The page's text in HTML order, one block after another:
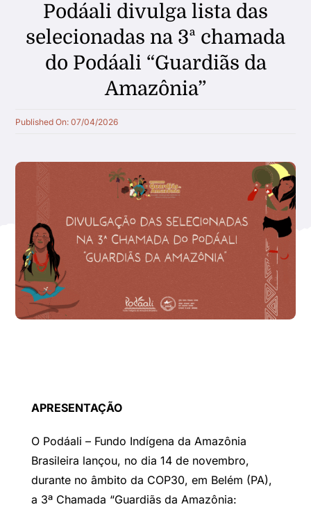
Sobre
Quem apoiamos
Parceiros
Transparência
Notícias
Galeria
Podáali divulga lista das
selecionadas na 3ª chamada
do Podáali “Guardiãs da
Amazônia”
Published On: 07/04/2026
APRESENTAÇÃO
O Podáali – Fundo Indígena da Amazônia
Brasileira lançou, no dia 14 de novembro,
durante no âmbito da COP30, em Belém (PA),
a 3ª Chamada “Guardiãs da Amazônia: